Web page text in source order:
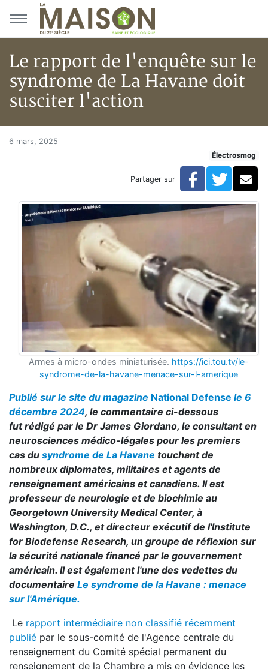
Aller au menu principal
Aller au contenu principal
Le rapport de l'enquête sur le
syndrome de La Havane doit
susciter l'action
Accueil
Le rapport de l'enquête sur le syndrome de La
Le rapport de l'enquête sur le
6 mars, 2025
Électrosmog
Partager sur Facebook
Armes à micro-ondes miniaturisée. https://ici.tou.tv/le-
syndrome-de-la-havane-menace-sur-l-amerique
Publié sur le site du magazine National Defense le 6
décembre 2024, le commentaire ci-dessous
fut rédigé par le Dr James Giordano, le consultant en
neurosciences médico-légales pour les premiers
cas du syndrome de La Havane touchant de
nombreux diplomates, militaires et agents de
renseignement américains et canadiens. Il est
professeur de neurologie et de biochimie au
Georgetown University Medical Center, à
Washington, D.C., et directeur exécutif de l'Institute
for Biodefense Research, un groupe de réflexion sur
la sécurité nationale financé par le gouvernement
américain. Il est également l'une des vedettes du
documentaire Le syndrome de la Havane : menace
sur l'Amérique.
Le rapport intermédiaire non classifié récemment
publié par le sous-comité de l'Agence centrale du
renseignement du Comité spécial permanent du
renseignement de la Chambre a mis en évidence les